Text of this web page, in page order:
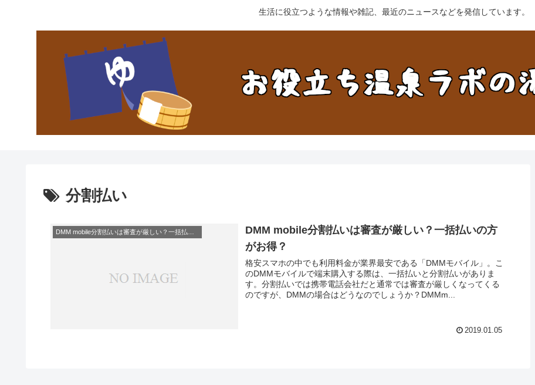
生活に役立つような情報や雑記、最近のニュースなどを発信しています。
分割払い
DMM mobile分割払いは審査が厳しい？一括払いの方
がお得？
格安スマホの中でも利用料金が業界最安である「DMMモバイル」。こ
のDMMモバイルで端末購入する際は、一括払いと分割払いがありま
す。分割払いでは携帯電話会社だと通常では審査が厳しくなってくる
のですが、DMMの場合はどうなのでしょうか？DMMm...
2019.01.05